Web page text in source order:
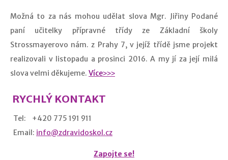
Možná to za nás mohou udělat slova Mgr. Jiřiny Podané
paní učitelky přípravné třídy ze Základní školy
Strossmayerovo nám. z Prahy 7, v jejíž třídě jsme projekt
realizovali v listopadu a prosinci 2016. A my jí za její milá
slova velmi děkujeme. Více˃˃˃
RYCHLÝ KONTAKT
Tel: +420 775 191 911
Email: info@zdravidoskol.cz
Zapojte se!